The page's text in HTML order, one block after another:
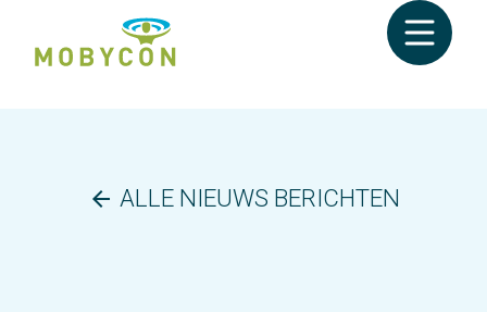
arrow_back ALLE NIEUWS BERICHTEN